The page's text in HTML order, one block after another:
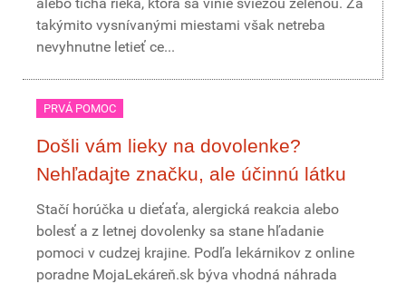
takýmito vysnívanými miestami však netreba
nevyhnutne letieť ce...
PRVÁ POMOC
Došli vám lieky na dovolenke?
Nehľadajte značku, ale účinnú látku
Stačí horúčka u dieťaťa, alergická reakcia alebo
bolesť a z letnej dovolenky sa stane hľadanie
pomoci v cudzej krajine. Podľa lekárnikov z online
poradne MojaLekáreň.sk býva vhodná náhrada